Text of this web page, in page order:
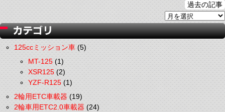
過去の記事
125ccミッション車(5)
MT-125(1)
XSR125(2)
YZF-R125(1)
2輪用ETC車載器(19)
2輪車用ETC2.0車載器(24)